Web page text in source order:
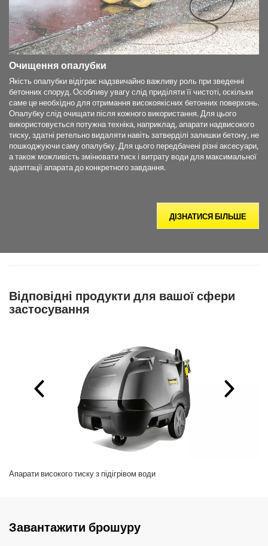
Очищення опалубки
Якість опалубки відіграє надзвичайно важливу роль при зведенні
бетонних споруд. Особливу увагу слід приділяти її чистоті, оскільки
саме це необхідно для отримання високоякісних бетонних поверхонь.
Опалубку слід очищати після кожного використання. Для цього
використовується потужна техніка, наприклад, апарати надвисокого
тиску, здатні ретельно видаляти навіть затверділі залишки бетону, не
пошкоджуючи саму опалубку. Для цього передбачені різні аксесуари,
а також можливість змінювати тиск і витрату води для максимальної
адаптації апарата до конкретного завдання.
ДІЗНАТИСЯ БІЛЬШЕ
Відповідні продукти для вашої сфери
застосування
Апарати високого тиску з підігрівом води
Завантажити брошуру